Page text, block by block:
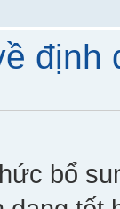
định
bổ